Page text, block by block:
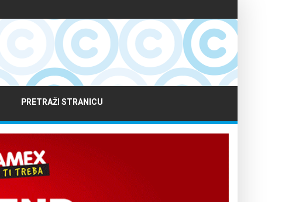
PRETRAŽI STRANICU